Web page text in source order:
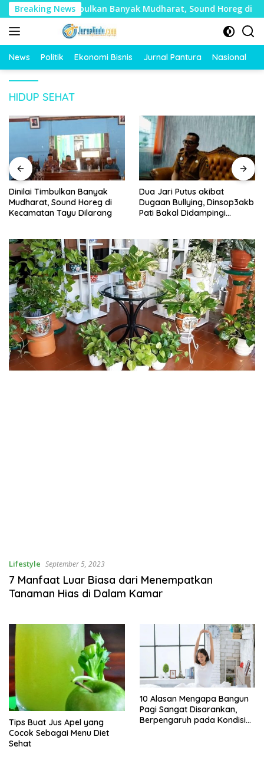
Langsung
ke
konten
Breaking News
Dinilai Timbulkan Banyak Mudharat, Sound Horeg di
News Politik Ekonomi Bisnis Jurnal Pantura Nasional
HIDUP SEHAT
Dinilai Timbulkan Banyak
Mudharat, Sound Horeg di
Kecamatan Tayu Dilarang
Dua Jari Putus akibat
Dugaan Bullying, Dinsop3akb
Pati Bakal Didampingi
Lifestyle September 5, 2023
7 Manfaat Luar Biasa dari Menempatkan
Tanaman Hias di Dalam Kamar
Tips Buat Jus Apel yang
Cocok Sebagai Menu Diet
Sehat
10 Alasan Mengapa Bangun
Pagi Sangat Disarankan,
Berpengaruh pada Kondisi